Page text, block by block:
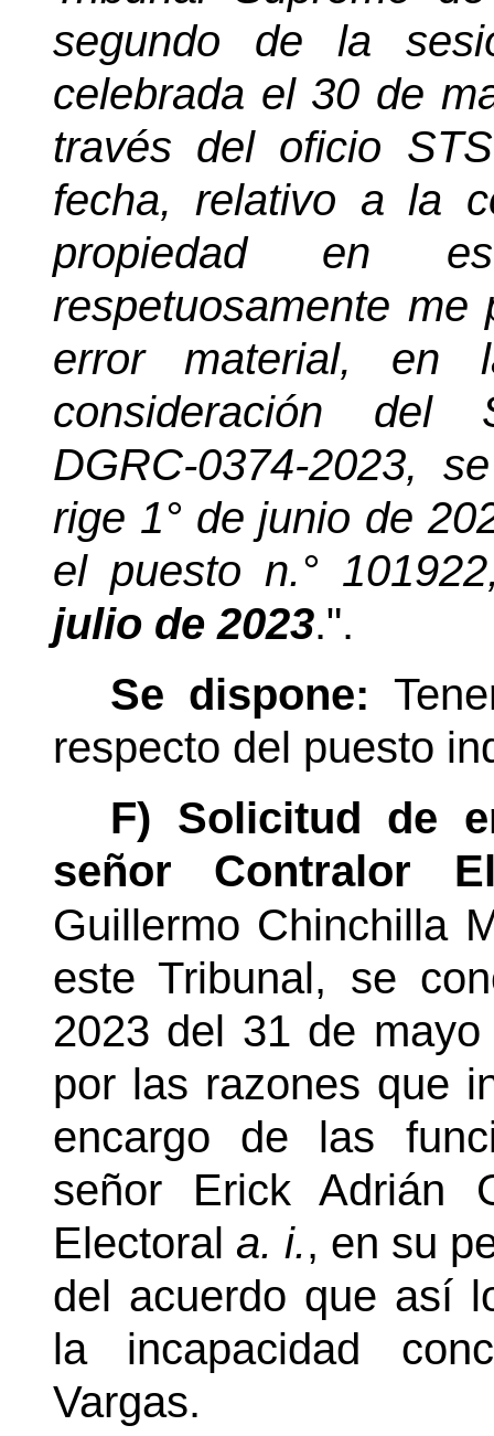
segundo de la
celebrada el 30 de
través del oficio
fecha, relativo a la
propiedad en
respetuosamente
error material, en
consideración del
DGRC-0374-2023,
rige 1° de junio de
el puesto n.°
julio de 2023.".
Se dispone:
respecto del puesto
F) Solicitud de
señor Contralor
Guillermo Chinchilla
este Tribunal, se
2023 del 31 de
por las razones que
encargo de las
señor Erick Adrián
Electoral a. i., en su
del acuerdo que así
la incapacidad
Vargas.